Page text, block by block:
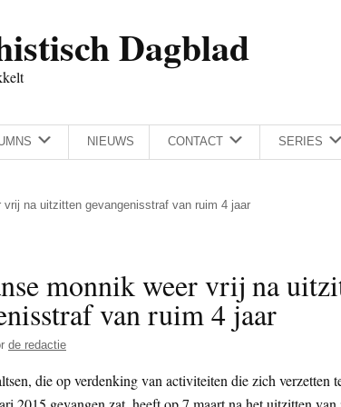
Dagblad
NIEUWS CONTACT SERIES
vrij na uitzitten gevangenisstraf van ruim 4 jaar
monnik weer vrij na
van ruim 4 jaar
de redactie
die op verdenking van activiteiten die zich verzetten